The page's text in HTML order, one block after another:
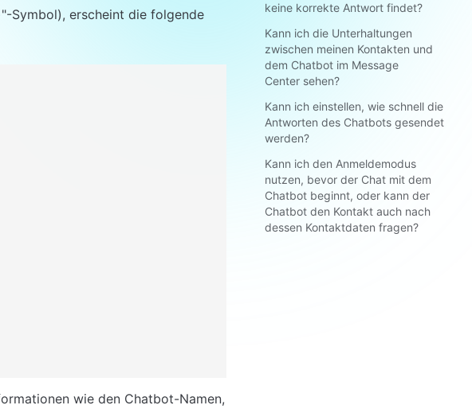
Symbol), erscheint die folgende
wie den Chatbot-Namen,
keine korrekte Antwort findet?
Kann ich die Unterhaltungen
zwischen meinen Kontakten und
dem Chatbot im Message
Center sehen?
Kann ich einstellen, wie schnell die
Antworten des Chatbots gesendet
werden?
Kann ich den Anmeldemodus
nutzen, bevor der Chat mit dem
Chatbot beginnt, oder kann der
Chatbot den Kontakt auch nach
dessen Kontaktdaten fragen?